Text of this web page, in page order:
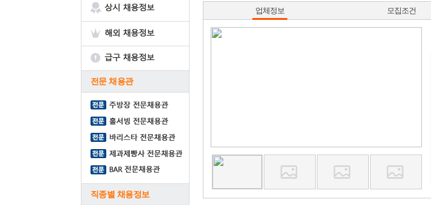
전문 채용관
직종별 채용정보
업체정보 모집조건